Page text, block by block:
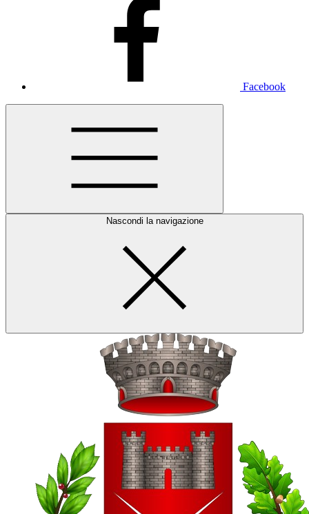
Facebook
Nascondi la navigazione